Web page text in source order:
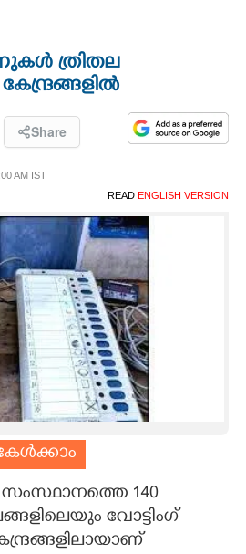
ത്രിതല
Share
AM IST
READ ENGLISH VERSION
140
വോട്ടിംഗ്